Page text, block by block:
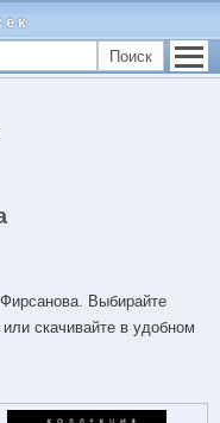
Поиск
Выбирайте
скачивайте в удобном